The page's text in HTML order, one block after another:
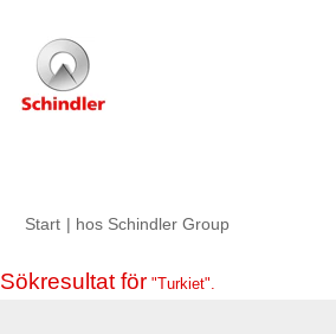
Start | hos Schindler Group(aktuell
Sökresultat för "Turkiet".